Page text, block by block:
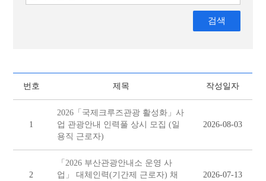
번호 제목 작성일자
1
2026「국제크루즈관광 활성화」사
업 관광안내 인력풀 상시 모집 (일
용직 근로자)
2026-08-03
2
「2026 부산관광안내소 운영 사
업」 대체인력(기간제 근로자) 채
2026-07-13